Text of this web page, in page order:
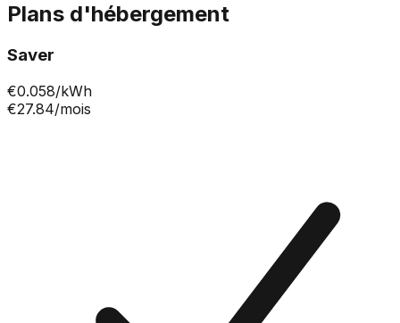
Plans d'hébergement
Saver
€0.058/kWh
€27.84/mois